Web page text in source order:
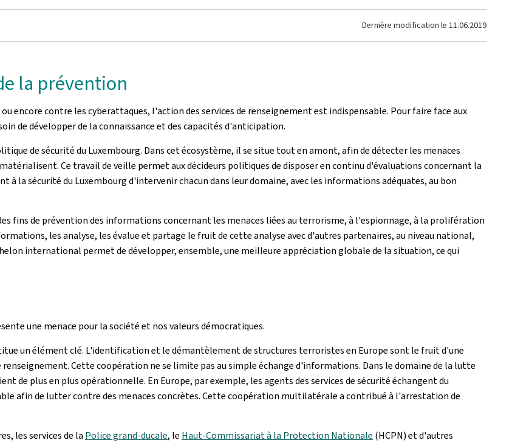
Dernière modification le 11.06.2019
la prévention
contre les cyberattaques, l'action des services de renseignement est indispensable. Pour faire face aux
de développer de la connaissance et des capacités d'anticipation.
de sécurité du Luxembourg. Dans cet écosystème, il se situe tout en amont, afin de détecter les menaces
Ce travail de veille permet aux décideurs politiques de disposer en continu d'évaluations concernant la
la sécurité du Luxembourg d'intervenir chacun dans leur domaine, avec les informations adéquates, au bon
fins de prévention des informations concernant les menaces liées au terrorisme, à l'espionnage, à la prolifération
les analyse, les évalue et partage le fruit de cette analyse avec d'autres partenaires, au niveau national,
international permet de développer, ensemble, une meilleure appréciation globale de la situation, ce qui
une menace pour la société et nos valeurs démocratiques.
un élément clé. L'identification et le démantèlement de structures terroristes en Europe sont le fruit d'une
Cette coopération ne se limite pas au simple échange d'informations. Dans le domaine de la lutte
plus en plus opérationnelle. En Europe, par exemple, les agents des services de sécurité échangent du
afin de lutter contre des menaces concrètes. Cette coopération multilatérale a contribué à l'arrestation de
les services de la Police grand-ducale, le Haut-Commissariat à la Protection Nationale (HCPN) et d'autres